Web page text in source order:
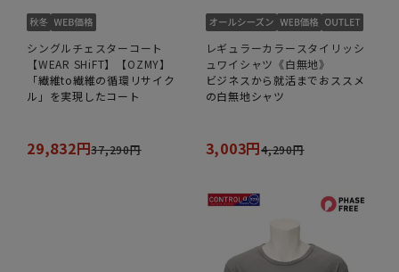
シングルチェスターコート
【WEAR SHiFT】【OZMY】
「繊維to繊維の循環リサイク
ル」を実現したコート
29,832円37,290円
レギュラーカラースタイリッシ
ュワイシャツ《白無地》
ビジネスから就活までおススメ
の白無地シャツ
3,003円4,290円